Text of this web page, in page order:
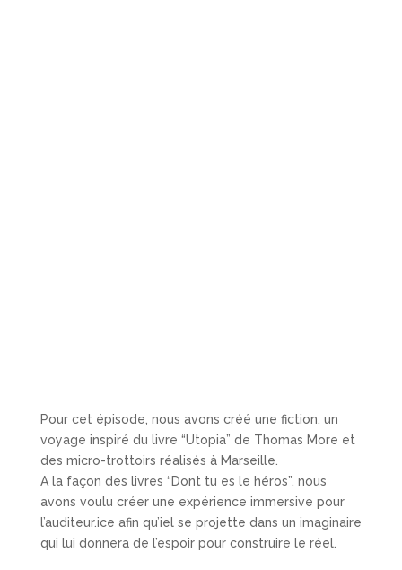
Pour cet épisode, nous avons créé une fiction, un
voyage inspiré du livre “Utopia” de Thomas More et
des micro-trottoirs réalisés à Marseille.
A la façon des livres “Dont tu es le héros”, nous
avons voulu créer une expérience immersive pour
l’auditeur.ice afin qu’iel se projette dans un imaginaire
qui lui donnera de l’espoir pour construire le réel.